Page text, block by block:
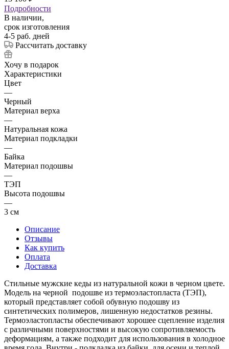
Подробности
В наличии,
срок изготовления
4-5 раб. дней
Рассчитать доставку
Хочу в подарок
Характеристики
Цвет
—
Черный
Материал верха
—
Натуральная кожа
Материал подкладки
—
Байка
Материал подошвы
—
ТЭП
Высота подошвы
—
3 см
Описание
Отзывы
Как купить
Оплата
Доставка
Стильные мужские кеды из натуральной кожи в черном цвете.
Модель на черной подошве из термоэластопласта (ТЭП),
который представляет собой обувную подошву из
синтетических полимеров, лишенную недостатков резины.
Термоэластопласты обеспечивают хорошее сцепление изделия
с различными поверхностями и высокую сопротивляемость
деформациям, а также подходит для использования в холодное